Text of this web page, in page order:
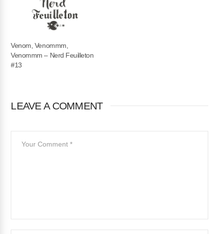
Venom, Venommm,
Venommm – Nerd Feuilleton
#13
LEAVE A COMMENT